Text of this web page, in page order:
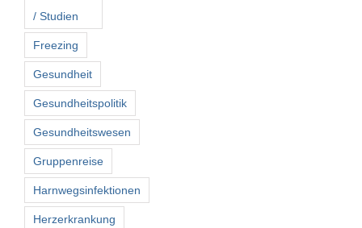
/ Studien
Freezing
Gesundheit
Gesundheitspolitik
Gesundheitswesen
Gruppenreise
Harnwegsinfektionen
Herzerkrankung